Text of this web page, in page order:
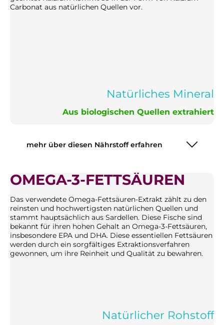
Carbonat aus natürlichen Quellen vor.
Natürliches Mineral
Aus biologischen Quellen extrahiert
mehr über diesen Nährstoff erfahren
OMEGA-3-FETTSÄUREN
Das verwendete Omega-Fettsäuren-Extrakt zählt zu den
reinsten und hochwertigsten natürlichen Quellen und
stammt hauptsächlich aus Sardellen. Diese Fische sind
bekannt für ihren hohen Gehalt an Omega-3-Fettsäuren,
insbesondere EPA und DHA. Diese essentiellen Fettsäuren
werden durch ein sorgfältiges Extraktionsverfahren
gewonnen, um ihre Reinheit und Qualität zu bewahren.
Natürlicher Rohstoff